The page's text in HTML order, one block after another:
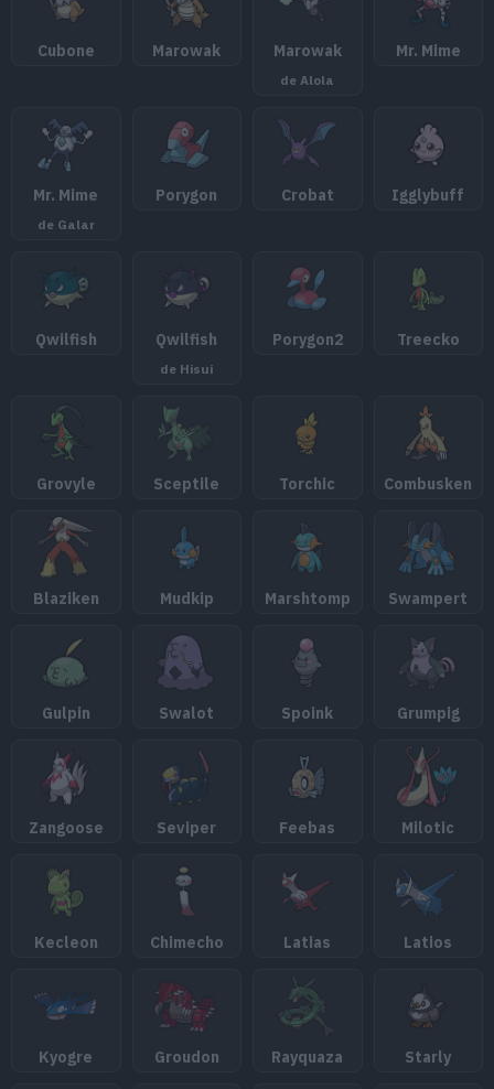
Cubone Marowak Marowak
de Alola
Mr. Mime
Mr. Mime
de Galar
Porygon Crobat Igglybuff
Qwilfish Qwilfish
de Hisui
Porygon2 Treecko
Grovyle Sceptile Torchic Combusken
Blaziken Mudkip Marshtomp Swampert
Gulpin Swalot Spoink Grumpig
Zangoose Seviper Feebas Milotic
Kecleon Chimecho Latias Latios
Kyogre Groudon Rayquaza Starly